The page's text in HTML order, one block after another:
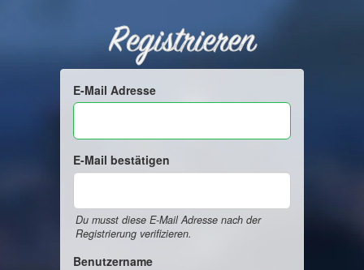
Registrieren
E-Mail Adresse
E-Mail bestätigen
Du musst diese E-Mail Adresse nach der
Registrierung verifizieren.
Benutzername